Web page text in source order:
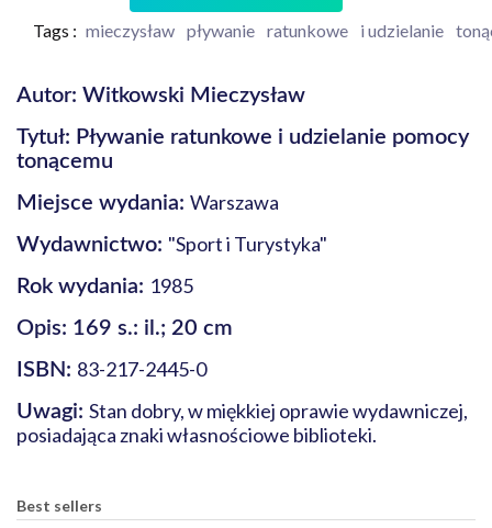
Tags : mieczysław pływanie ratunkowe i udzielanie
Autor: Witkowski Mieczysław
Tytuł: Pływanie ratunkowe i udzielanie pomocy
tonącemu
Miejsce wydania: Warszawa
Wydawnictwo: "Sport i Turystyka"
Rok wydania: 1985
Opis: 169 s.: il.; 20 cm
ISBN: 83-217-2445-0
Uwagi: Stan dobry, w miękkiej oprawie wydawniczej,
posiadająca znaki własnościowe biblioteki.
Best sellers